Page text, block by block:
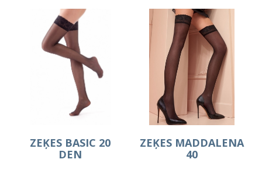
ZEĶES BASIC 20
DEN
ZEĶES MADDALENA
40